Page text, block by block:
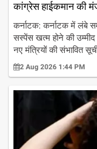
कांग्रेस हाईकमान की
कर्नाटक: कर्नाटक में लंबे
सस्पेंस खत्म होने की उम्मीद
नए मंत्रियों की संभावित
2 Aug 2026 1:44 PM